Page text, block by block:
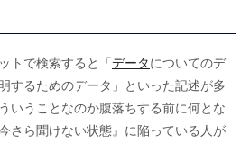
トで検索すると「 データについてのデ
するためのデータ」といった記述が多
いうことなのか腹落ちする前に何とな
さら聞けない状態』に陥っている人が